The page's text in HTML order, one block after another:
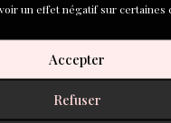
un effet négatif sur certaines
Accepter
Refuser